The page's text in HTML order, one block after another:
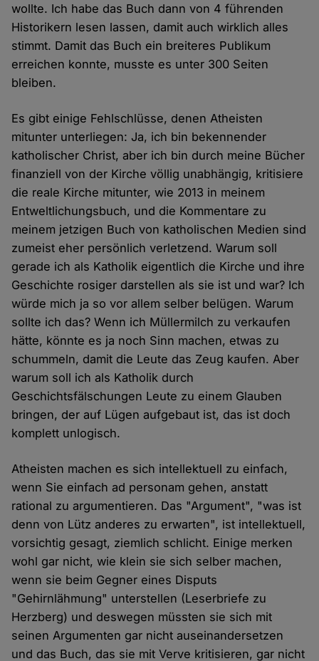
wollte. Ich habe das Buch dann von 4 führenden
Historikern lesen lassen, damit auch wirklich alles
stimmt. Damit das Buch ein breiteres Publikum
erreichen konnte, musste es unter 300 Seiten
bleiben.
Es gibt einige Fehlschlüsse, denen Atheisten
mitunter unterliegen: Ja, ich bin bekennender
katholischer Christ, aber ich bin durch meine Bücher
finanziell von der Kirche völlig unabhängig, kritisiere
die reale Kirche mitunter, wie 2013 in meinem
Entweltlichungsbuch, und die Kommentare zu
meinem jetzigen Buch von katholischen Medien sind
zumeist eher persönlich verletzend. Warum soll
gerade ich als Katholik eigentlich die Kirche und ihre
Geschichte rosiger darstellen als sie ist und war? Ich
würde mich ja so vor allem selber belügen. Warum
sollte ich das? Wenn ich Müllermilch zu verkaufen
hätte, könnte es ja noch Sinn machen, etwas zu
schummeln, damit die Leute das Zeug kaufen. Aber
warum soll ich als Katholik durch
Geschichtsfälschungen Leute zu einem Glauben
bringen, der auf Lügen aufgebaut ist, das ist doch
komplett unlogisch.
Atheisten machen es sich intellektuell zu einfach,
wenn Sie einfach ad personam gehen, anstatt
rational zu argumentieren. Das "Argument", "was ist
denn von Lütz anderes zu erwarten", ist intellektuell,
vorsichtig gesagt, ziemlich schlicht. Einige merken
wohl gar nicht, wie klein sie sich selber machen,
wenn sie beim Gegner eines Disputs
"Gehirnlähmung" unterstellen (Leserbriefe zu
Herzberg) und deswegen müssten sie sich mit
seinen Argumenten gar nicht auseinandersetzen
und das Buch, das sie mit Verve kritisieren, gar nicht